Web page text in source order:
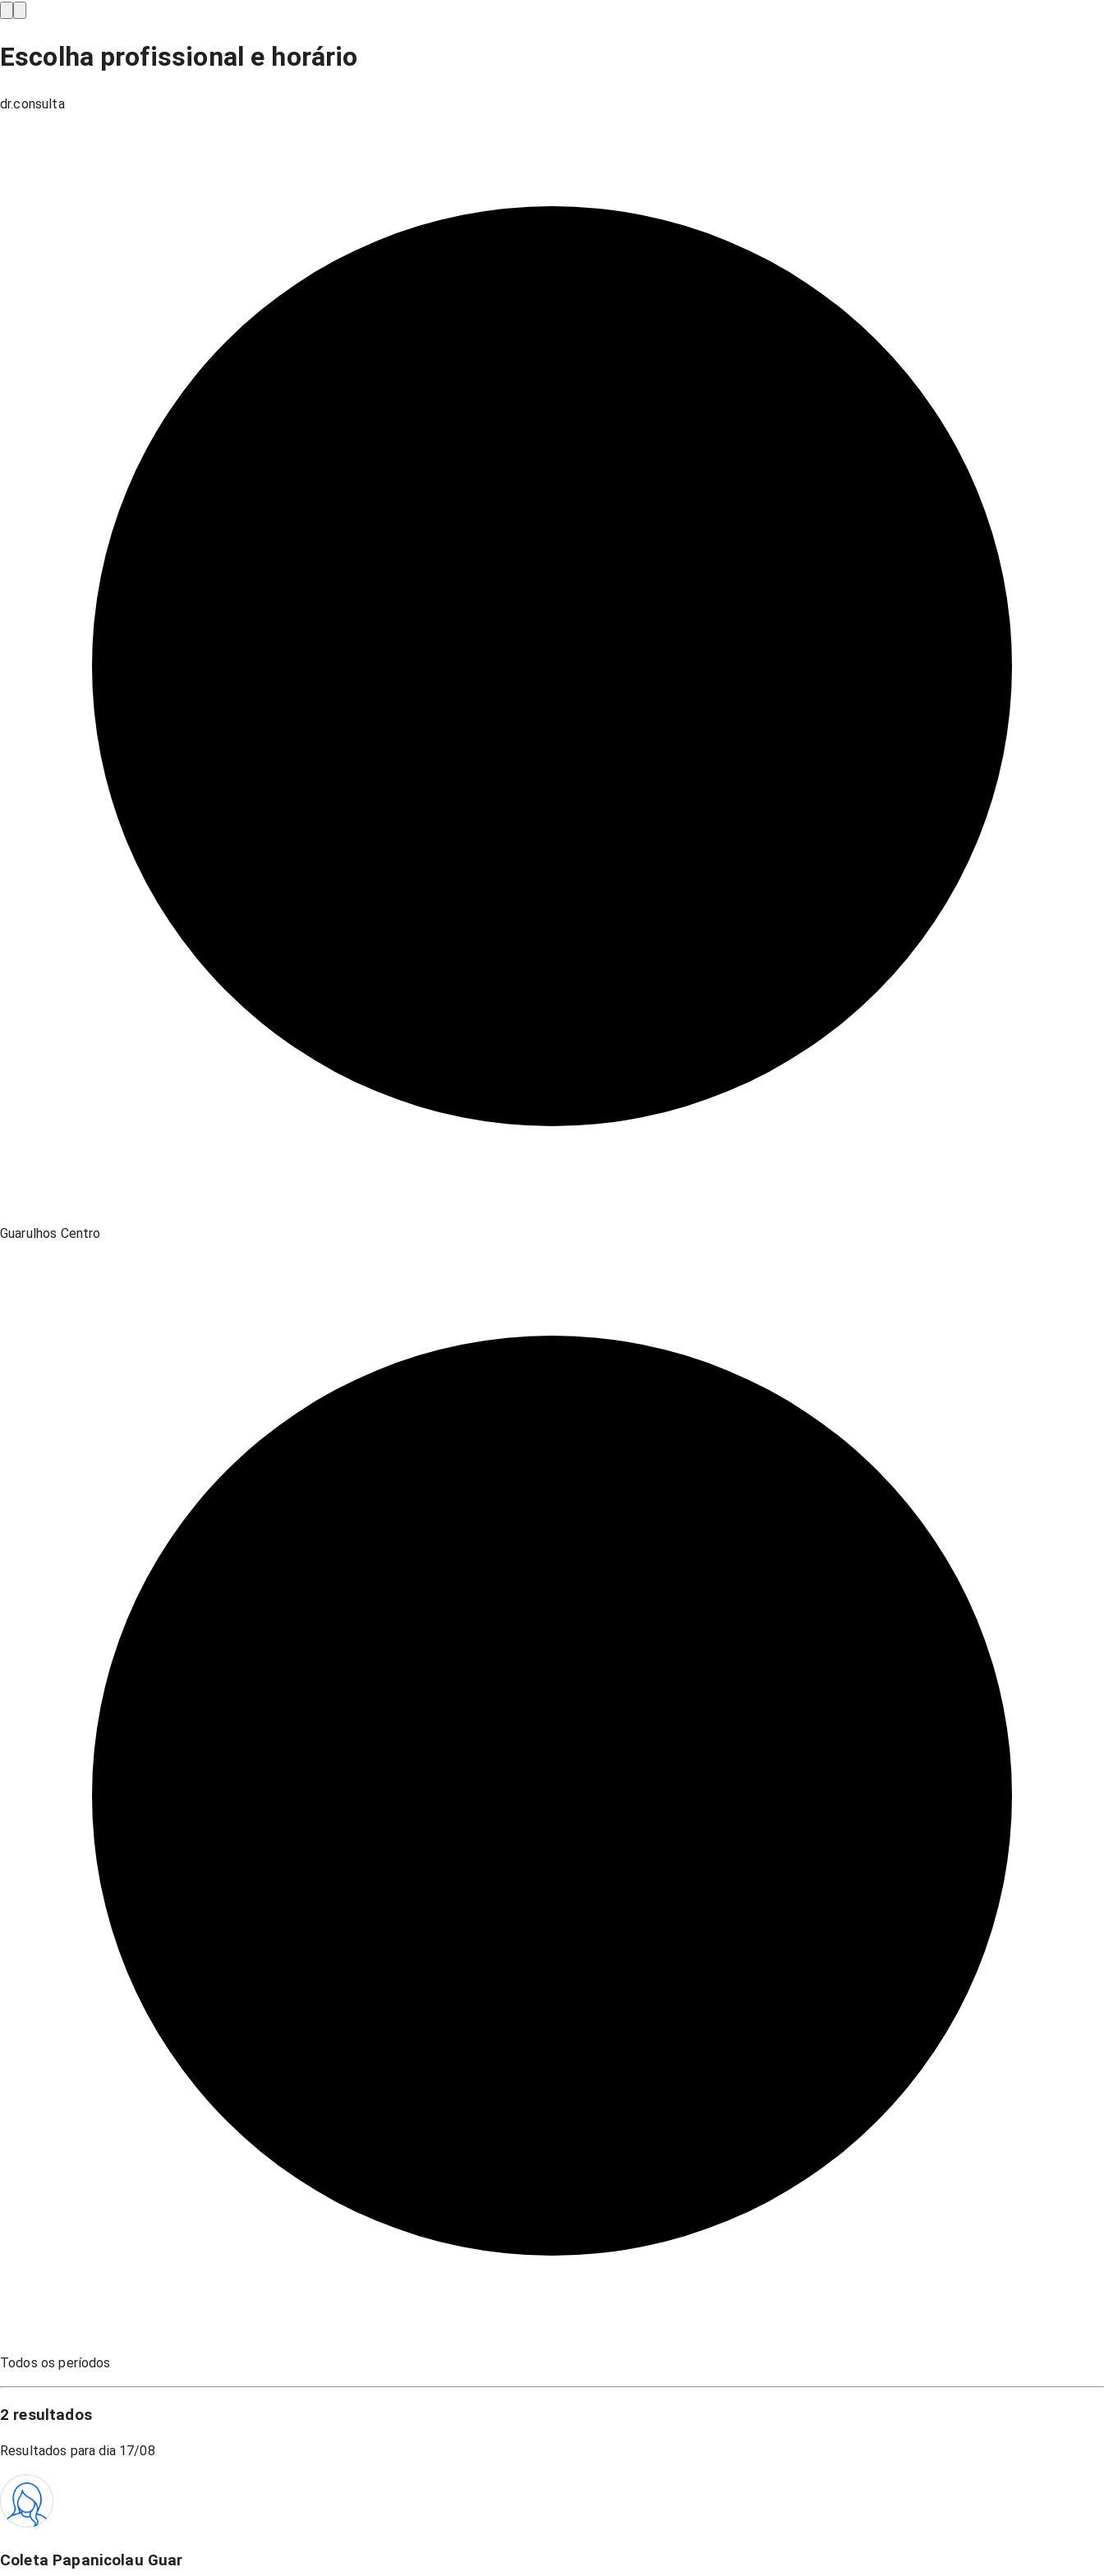
Escolha profissional e horário
dr.consulta
Guarulhos Centro
Todos os períodos
2 resultados
Resultados para dia 17/08
Coleta Papanicolau Guar